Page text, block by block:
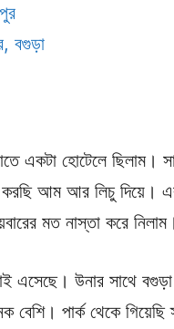
বগুড়া
একটা হোটেলে ছিলাম।
করছি আম আর লিচু দিয়ে।
মত নাস্তা করে নিলাম।
উনার সাথে বগুড়া
পার্ক থেকে